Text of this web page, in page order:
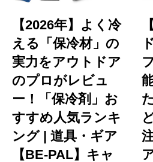
【2026年】よく冷
える「保冷材」の
実力をアウトドア
のプロがレビュ
ー！「保冷剤」お
すすめ人気ランキ
ング | 道具・ギア
【BE-PAL】キャ